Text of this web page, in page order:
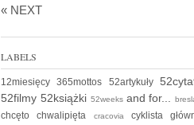
« NEXT
LABELS
12miesięcy365mottos 52artykuły
52filmy 52książki 52weeks and for...
chcętochwalipięta cracoviacyklista